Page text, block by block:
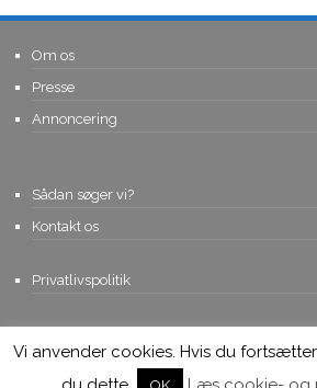
Om os
Presse
Annoncering
Sådan søger vi?
Kontakt os
Privatlivspolitik
© Copyright 2015, Viviro.com ApS- Alle
tager forbehold for
Vi anvender cookies. Hvis du